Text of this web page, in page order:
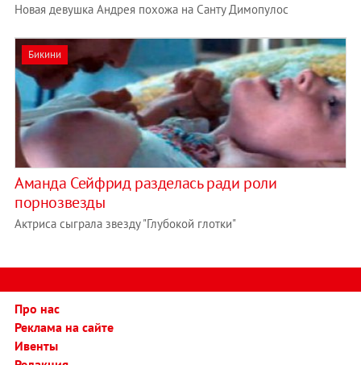
Новая девушка Андрея похожа на Санту Димопулос
Бикини
Аманда Сейфрид разделась ради роли
порнозвезды
Актриса сыграла звезду "Глубокой глотки"
Про нас
Реклама на сайте
Ивенты